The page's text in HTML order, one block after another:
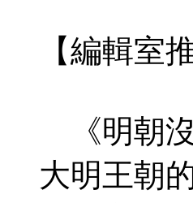
【編輯室
《明朝
大明王朝